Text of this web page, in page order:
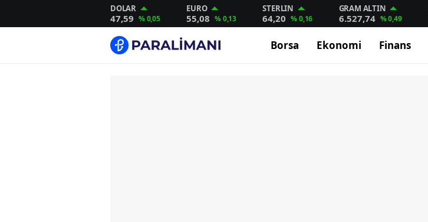
DOLAR
47,59 % 0,05
EURO
55,08 % 0,13
STERLIN
64,20 % 0,16
GRAM ALTIN
6.527,74 % 0,49
Borsa Ekonomi Finans